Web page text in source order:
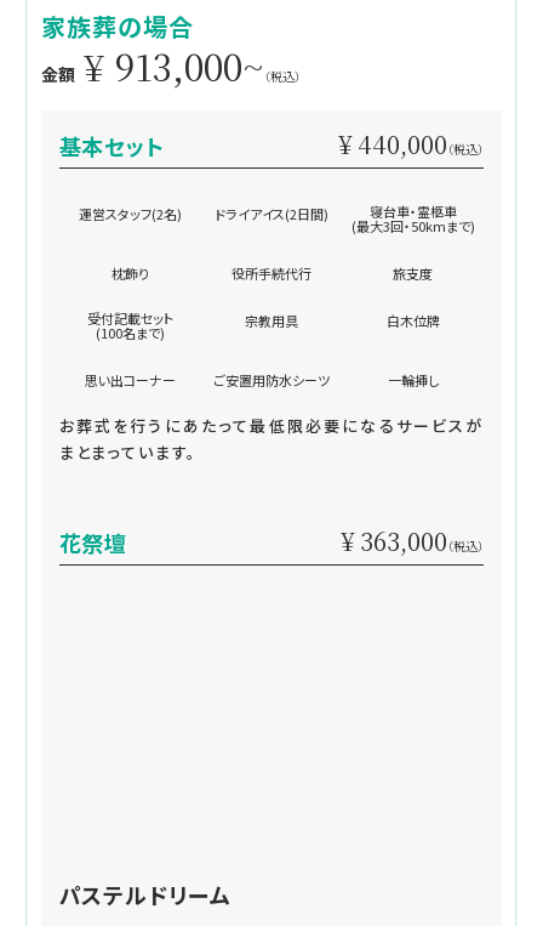
家族葬の場合
金額 ¥ 913,000~ （税込）
基本セット ¥ 440,000 （税込）
運営スタッフ(2名) ドライアイス(2日間) 寝台車・霊柩車
(最大3回・50kmまで)
枕飾り 役所手続代行 旅支度
受付記載セット
(100名まで)
宗教用具 白木位牌
思い出コーナー ご安置用防水シーツ 一輪挿し
お葬式を行うにあたって最低限必要になるサービスが
まとまっています。
花祭壇 ¥ 363,000 （税込）
パステルドリーム